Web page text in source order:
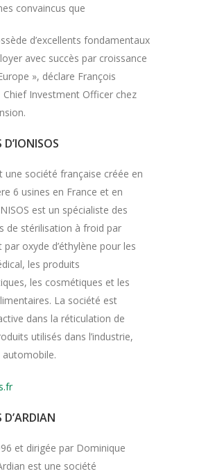
convaincus que
d’excellents fondamentaux
avec succès par croissance
», déclare François
Chief Investment Officer chez
une société française créée en
6 usines en France et en
est un spécialiste des
de stérilisation à froid par
oxyde d’éthylène pour les
les produits
les cosmétiques et les
La société est
dans la réticulation de
utilisés dans l’industrie,
et dirigée par Dominique
est une société